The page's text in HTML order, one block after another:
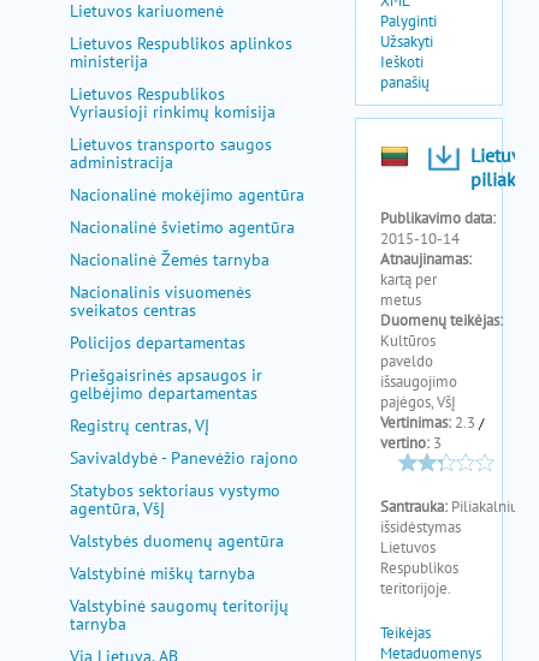
Lietuvos kariuomenė
Lietuvos Respublikos aplinkos
ministerija
Lietuvos Respublikos
Vyriausioji rinkimų komisija
Lietuvos transporto saugos
administracija
Nacionalinė mokėjimo agentūra
Nacionalinė švietimo agentūra
Nacionalinė Žemės tarnyba
Nacionalinis visuomenės
sveikatos centras
Policijos departamentas
Priešgaisrinės apsaugos ir
gelbėjimo departamentas
Registrų centras, VĮ
Savivaldybė - Panevėžio rajono
Statybos sektoriaus vystymo
agentūra, VšĮ
Valstybės duomenų agentūra
Valstybinė miškų tarnyba
Valstybinė saugomų teritorijų
tarnyba
Via Lietuva, AB